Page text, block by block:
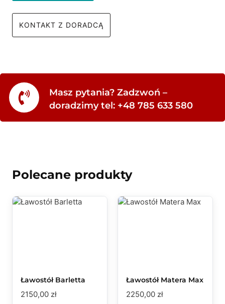
KONTAKT Z DORADCĄ
Masz pytania? Zadzwoń –
doradzimy tel: +48 785 633 580
Polecane produkty
Ławostół Barletta
2150,00 zł
Ławostół Matera Max
2250,00 zł